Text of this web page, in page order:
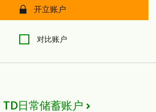
安全开立账户
对比账户
TD日常储蓄账户